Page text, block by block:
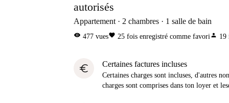
autorisés
Appartement 2 chambres 1 salle de bain
visibility 477 vuesfavorite 25 fois enregistré comme favoriperson 19
euro Certaines factures incluses
Certaines charges sont incluses, d'autres
charges sont comprises dans ton loyer et